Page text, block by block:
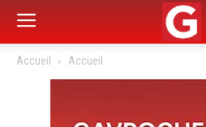
Accueil Accueil